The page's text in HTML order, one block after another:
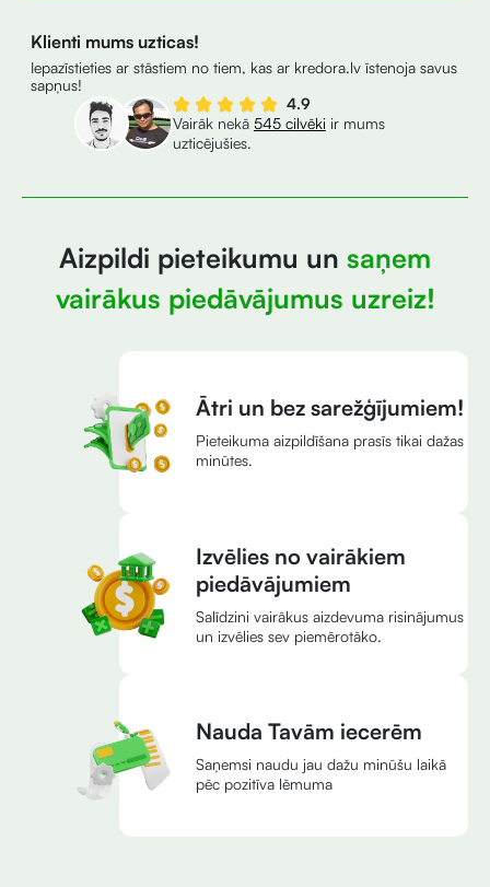
Klienti mums uzticas!
Iepazīstieties ar stāstiem no tiem, kas ar kredora.lv īstenoja savus
sapņus!
4.9
Vairāk nekā 545 cilvēki ir mums
uzticējušies.
Aizpildi pieteikumu un saņem
vairākus piedāvājumus uzreiz!
Ātri un bez sarežģījumiem!
Pieteikuma aizpildīšana prasīs tikai dažas
minūtes.
Izvēlies no vairākiem
piedāvājumiem
Salīdzini vairākus aizdevuma risinājumus
un izvēlies sev piemērotāko.
Nauda Tavām iecerēm
Saņemsi naudu jau dažu minūšu laikā
pēc pozitīva lēmuma